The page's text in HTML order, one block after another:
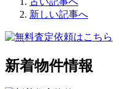
新しい記事へ
新着物件情報